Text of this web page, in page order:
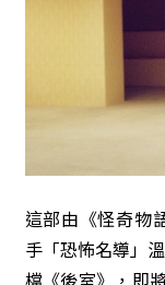
這部由《怪奇物
手「恐怖名導」